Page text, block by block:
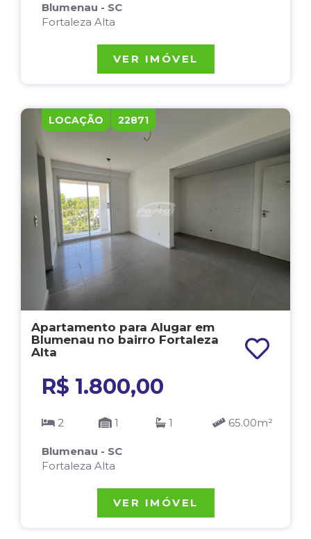
Blumenau - SC
Fortaleza Alta
VER IMÓVEL
LOCAÇÃO 22871
Apartamento para Alugar em
Blumenau no bairro Fortaleza
Alta
R$ 1.800,00
2 1 1 65.00m²
Blumenau - SC
Fortaleza Alta
VER IMÓVEL